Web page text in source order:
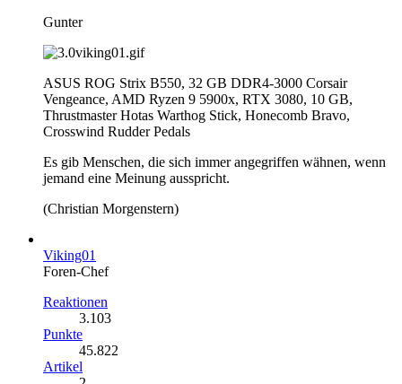
Gunter
ASUS ROG Strix B550, 32 GB DDR4-3000 Corsair
Vengeance, AMD Ryzen 9 5900x, RTX 3080, 10 GB,
Thrustmaster Hotas Warthog Stick, Honecomb Bravo,
Crosswind Rudder Pedals
Es gib Menschen, die sich immer angegriffen wähnen, wenn
jemand eine Meinung ausspricht.
(Christian Morgenstern)
Viking01
Foren-Chef
Reaktionen
3.103
Punkte
45.822
Artikel